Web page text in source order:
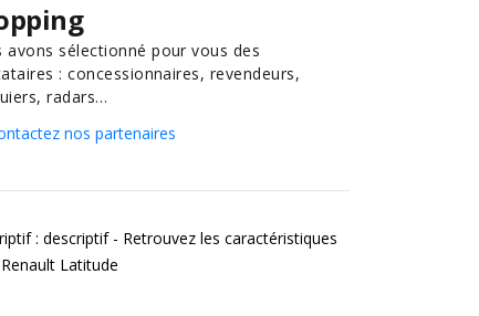
avons sélectionné pour vous des
: concessionnaires, revendeurs,
radars…
nos partenaires
: descriptif - Retrouvez les caractéristiques
Latitude